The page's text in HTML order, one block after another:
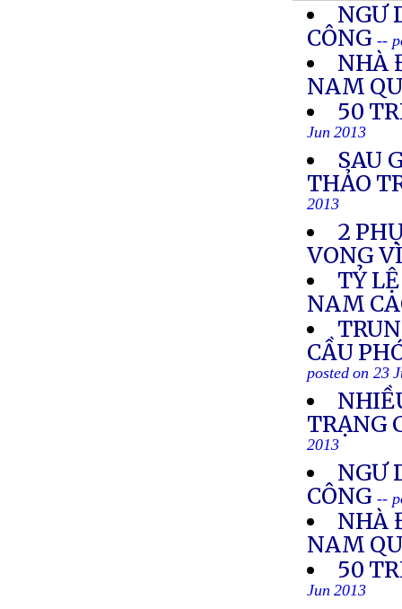
NGƯ
CÔNG --
NHÀ
NAM
50
Jun 2013
SAU
THẢO
2013
2
VONG
TỶ
NAM
CẦU
posted on 23
TRẠNG
2013
NGƯ
CÔNG --
NHÀ
NAM
50
Jun 2013